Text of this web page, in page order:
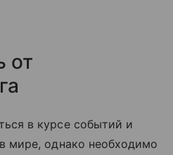
от
в курсе событий и
мире, однако необходимо